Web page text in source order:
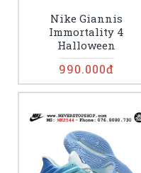
Nike Giannis
Immortality 4
Halloween
990.000đ